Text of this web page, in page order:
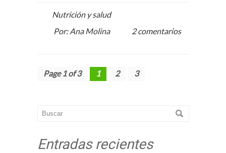
Nutrición y salud
Por: Ana Molina
2 comentarios
Page 1 of 3 1 2 3
Entradas recientes